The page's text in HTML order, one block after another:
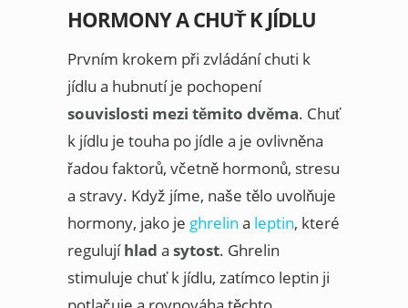
HORMONY A CHUŤ K JÍDLU
Prvním krokem při zvládání chuti k
jídlu a hubnutí je pochopení
souvislosti mezi těmito dvěma. Chuť
k jídlu je touha po jídle a je ovlivněna
řadou faktorů, včetně hormonů, stresu
a stravy. Když jíme, naše tělo uvolňuje
hormony, jako je ghrelin a leptin, které
regulujíhlad a sytost. Ghrelin
stimuluje chuť k jídlu, zatímco leptin ji